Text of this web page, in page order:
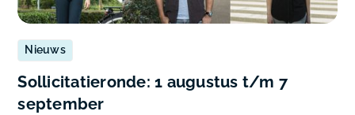
Nieuws
Sollicitatieronde: 1 augustus t/m 7
september